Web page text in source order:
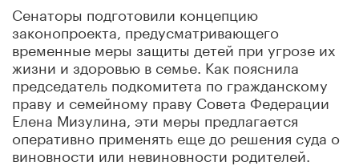
Сенаторы подготовили концепцию
законопроекта, предусматривающего
временные меры защиты детей при угрозе их
жизни и здоровью в семье. Как пояснила
председатель подкомитета по гражданскому
праву и семейному праву Совета Федерации
Елена Мизулина, эти меры предлагается
оперативно применять еще до решения суда о
виновности или невиновности родителей.